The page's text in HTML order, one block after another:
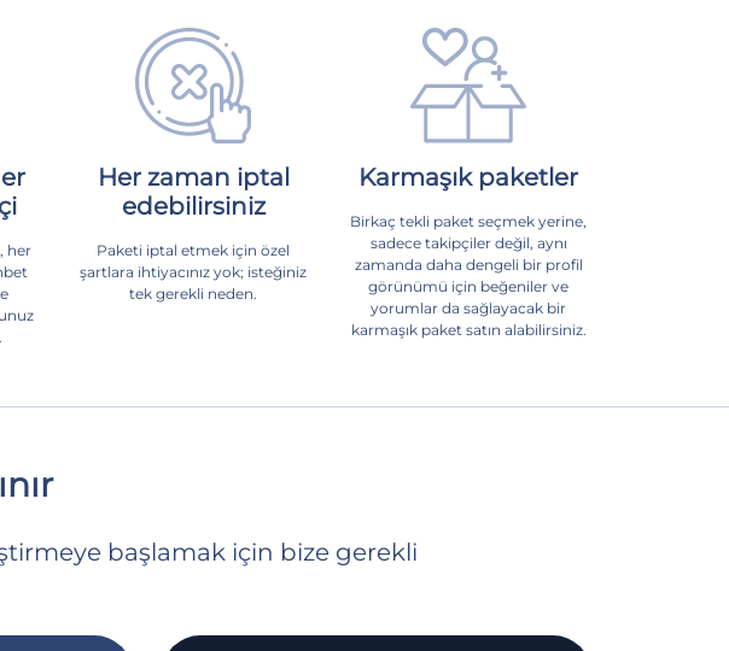
her
Her zaman iptal
edebilirsiniz
Paketi iptal etmek için özel
şartlara ihtiyacınız yok; isteğiniz
tek gerekli neden.
Karmaşık paketler
Birkaç tekli paket seçmek yerine,
sadece takipçiler değil, aynı
zamanda daha dengeli bir profil
görünümü için beğeniler ve
yorumlar da sağlayacak bir
karmaşık paket satın alabilirsiniz.
başlamak için bize gerekli